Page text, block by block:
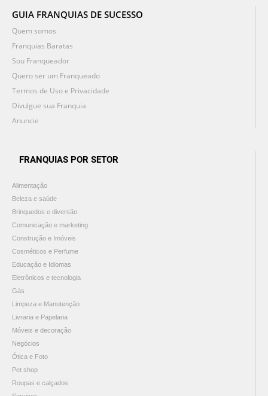
GUIA FRANQUIAS DE SUCESSO
Quem somos
Franquias Baratas
Sou Franqueador
Quero ser um Franqueado
Termos de Uso e Privacidade
Divulgue sua Franquia
Anuncie
FRANQUIAS POR SETOR
Alimentação
Beleza e saúde
Brinquedos e diversão
Comunicação e marketing
Construção e Imóveis
Cosméticos e Perfume
Educação e Idiomas
Eletrônicos e tecnologia
Gás
Limpeza e Manutenção
Livraria e Papelaria
Móveis e decoração
Negócios
Ótica e Foto
Pet shop
Roupas e calçados